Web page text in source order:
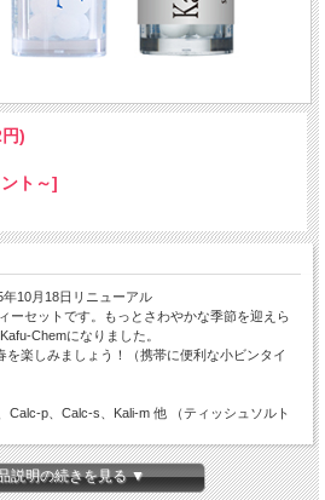
)
ト～]
月18日リニューアル
ーセットです。もっとさわやかな季節を迎えら
Chemになりました。
楽しみましょう！（携帯に便利な小ビンタイ
Calc-p、Calc-s、Kali-m 他 （ティッシュソルト
Sil 他
、Euphr、Sabad 他
は入っておりません。
説明の続きを見る ▼